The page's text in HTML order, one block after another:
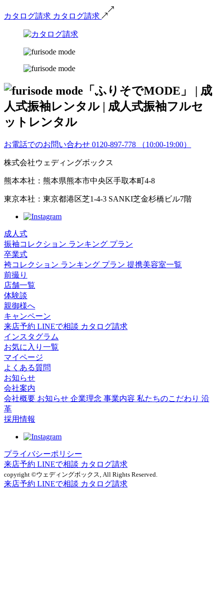
カタログ請求 カタログ請求
お電話でのお問い合わせ 0120-897-778 （10:00-19:00）
株式会社ウェディングボックス
熊本本社：熊本県熊本市中央区手取本町4-8
東京本社：東京都港区芝1-4-3 SANKI芝金杉橋ビル7階
成人式
振袖コレクション ランキング プラン
卒業式
袴コレクション ランキング プラン 提携美容室一覧
前撮り
店舗一覧
体験談
親御様へ
キャンペーン
来店予約 LINEで相談 カタログ請求
インスタグラム
お気に入り一覧
マイページ
よくある質問
お知らせ
会社案内
会社概要 お知らせ 企業理念 事業内容 私たちのこだわり 沿
革
採用情報
プライバシーポリシー
来店予約 LINEで相談 カタログ請求
copyright ©ウェディングボックス, All Rights Reserved.
来店予約 LINEで相談 カタログ請求